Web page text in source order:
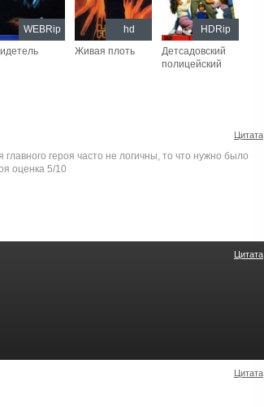
WEBRip
Живая плоть
hd
Детсадовский
полицейский
HDRip
Цитата
героя часто не логичны, то что нужно было
оценка 5/10
Цитата
Цитата